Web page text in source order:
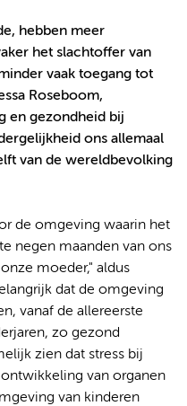
hebben meer
het slachtoffer van
vaak toegang tot
Roseboom,
en gezondheid bij
ons allemaal
van de wereldbevolking
de omgeving waarin het
negen maanden van ons
moeder," aldus
dat de omgeving
vanaf de allereerste
zo gezond
zien dat stress bij
van organen
van kinderen